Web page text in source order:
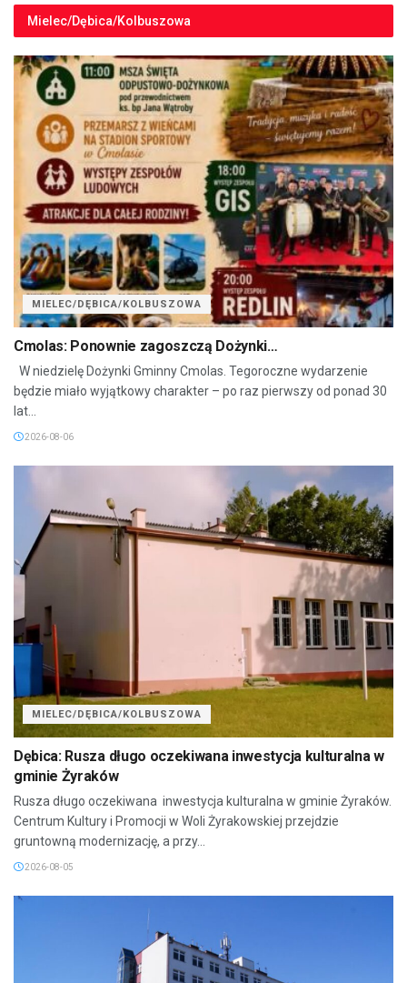
Mielec/Dębica/Kolbuszowa
MIELEC/DĘBICA/KOLBUSZOWA
Cmolas: Ponownie zagoszczą Dożynki…
W niedzielę Dożynki Gminny Cmolas. Tegoroczne wydarzenie
będzie miało wyjątkowy charakter – po raz pierwszy od ponad 30
lat...
2026-08-06
MIELEC/DĘBICA/KOLBUSZOWA
Dębica: Rusza długo oczekiwana inwestycja kulturalna w
gminie Żyraków
Rusza długo oczekiwana inwestycja kulturalna w gminie Żyraków.
Centrum Kultury i Promocji w Woli Żyrakowskiej przejdzie
gruntowną modernizację, a przy...
2026-08-05